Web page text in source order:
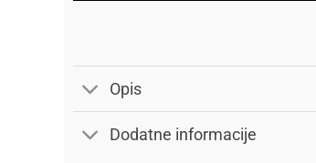
Opis
Dodatne informacije